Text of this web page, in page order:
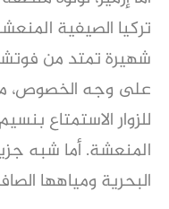
تركيا الصيفية
شهيرة تمتد من
على وجه الخصوص،
للزوار الاستمتاع
المنعشة. أما شبه
البحرية ومياهها